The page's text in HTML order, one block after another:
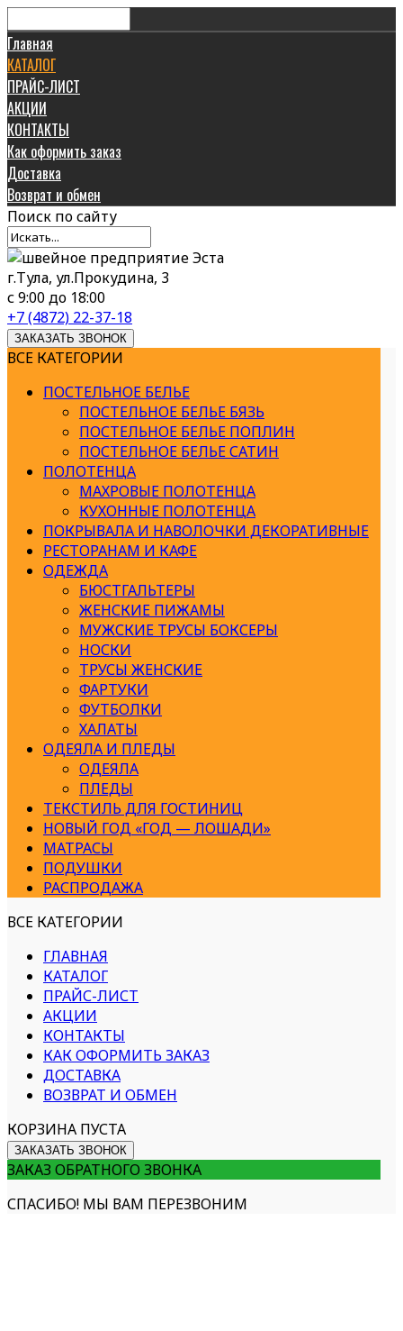
Главная
КАТАЛОГ
ПРАЙС-ЛИСТ
АКЦИИ
КОНТАКТЫ
Как оформить заказ
Доставка
Возврат и обмен
Поиск по сайту
г.Тула, ул.Прокудина, 3
с 9:00 до 18:00
+7 (4872) 22-37-18
ЗАКАЗАТЬ ЗВОНОК
ВСЕ КАТЕГОРИИ
ПОСТЕЛЬНОЕ БЕЛЬЕ
ПОСТЕЛЬНОЕ БЕЛЬЕ БЯЗЬ
ПОСТЕЛЬНОЕ БЕЛЬЕ ПОПЛИН
ПОСТЕЛЬНОЕ БЕЛЬЕ САТИН
ПОЛОТЕНЦА
МАХРОВЫЕ ПОЛОТЕНЦА
КУХОННЫЕ ПОЛОТЕНЦА
ПОКРЫВАЛА И НАВОЛОЧКИ ДЕКОРАТИВНЫЕ
РЕСТОРАНАМ И КАФЕ
ОДЕЖДА
БЮСТГАЛЬТЕРЫ
ЖЕНСКИЕ ПИЖАМЫ
МУЖСКИЕ ТРУСЫ БОКСЕРЫ
НОСКИ
ТРУСЫ ЖЕНСКИЕ
ФАРТУКИ
ФУТБОЛКИ
ХАЛАТЫ
ОДЕЯЛА И ПЛЕДЫ
ОДЕЯЛА
ПЛЕДЫ
ТЕКСТИЛЬ ДЛЯ ГОСТИНИЦ
НОВЫЙ ГОД «ГОД — ЛОШАДИ»
МАТРАСЫ
ПОДУШКИ
РАСПРОДАЖА
ВСЕ КАТЕГОРИИ
ГЛАВНАЯ
КАТАЛОГ
ПРАЙС-ЛИСТ
АКЦИИ
КОНТАКТЫ
КАК ОФОРМИТЬ ЗАКАЗ
ДОСТАВКА
ВОЗВРАТ И ОБМЕН
КОРЗИНА ПУСТА
ЗАКАЗАТЬ ЗВОНОК
ЗАКАЗ ОБРАТНОГО ЗВОНКА
СПАСИБО! МЫ ВАМ ПЕРЕЗВОНИМ